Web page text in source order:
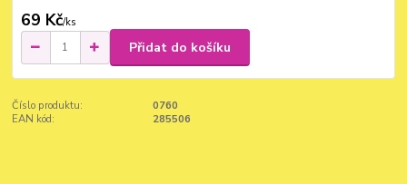
69 Kč/ks
Přidat do košíku
Číslo produktu:
0760
EAN kód:
285506